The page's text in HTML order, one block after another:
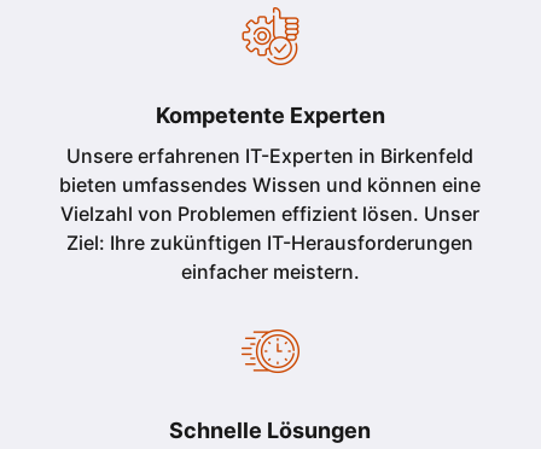
Kompetente Experten
Unsere erfahrenen IT-Experten in Birkenfeld
bieten umfassendes Wissen und können eine
Vielzahl von Problemen effizient lösen. Unser
Ziel: Ihre zukünftigen IT-Herausforderungen
einfacher meistern.
Schnelle Lösungen